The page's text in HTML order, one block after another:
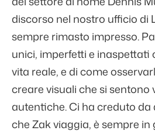
discorso nel nostro ufficio di
sempre rimasto impresso.
unici, imperfetti e inaspettati
vita reale, e di come
creare visuali che si sentono
autentiche. Ci ha creduto da
che Zak viaggia, è sempre in